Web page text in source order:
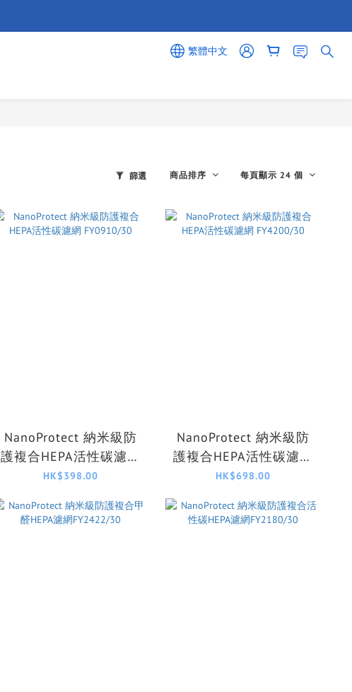
繁體中文
篩選 商品排序 每頁顯示 24 個
NanoProtect 納米級防
護複合HEPA活性碳濾網
FY0910/30
HK$398.00
NanoProtect 納米級防
護複合HEPA活性碳濾網
FY4200/30
HK$698.00